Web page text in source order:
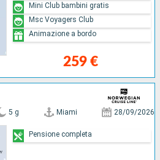
259 €
Mini Club bambini gratis
Msc Voyagers Club
Animazione a bordo
5 g Miami 28/09/2026
Pensione completa